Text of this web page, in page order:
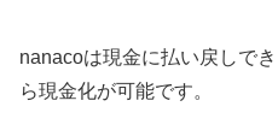
nanacoは現金に払い戻しで
ら現金化が可能です。